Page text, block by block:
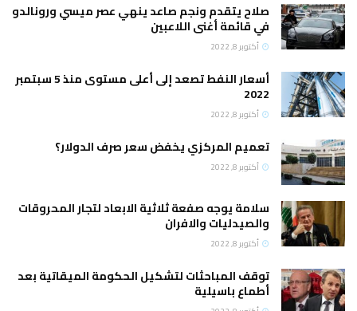
صلاح يتقدم ونجم صاعد ينهي عصر ميسي ورونالدو
في قائمة أغنى اللاعبين
أكتوبر 8, 2022
أسعار النفط تصعد إلى أعلى مستوى منذ 5 سبتمبر
2022
أكتوبر 8, 2022
تعميم المركزي يخفض سعر صرف الدولار؟
أكتوبر 8, 2022
سلامة يوجه صفعة ثلاثية الابعاد لتجار المحروقات
والصيدليات والافران
أكتوبر 8, 2022
توقف المباحثات لتشكيل الحكومة الميقاتية بعد
أطماع باسيلية